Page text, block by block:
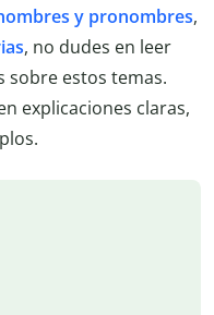
y pronombres,
, no dudes en leer
sobre estos temas.
explicaciones claras,